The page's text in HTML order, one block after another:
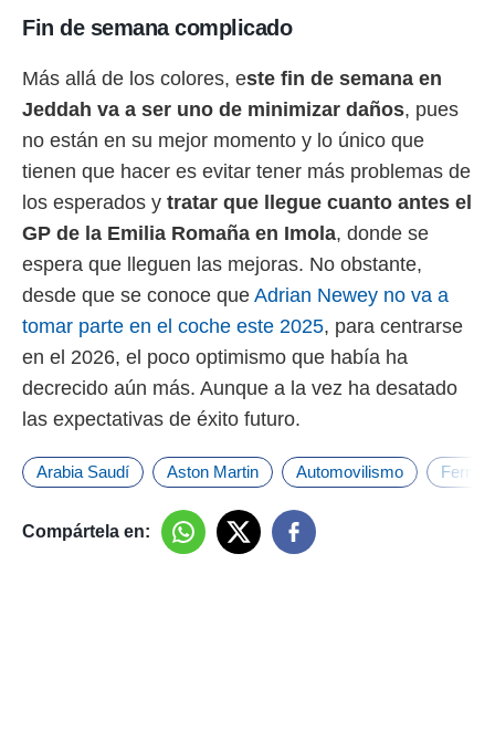
e
publicidad
publicidad
de
1199
Fin de semana complicado
Más allá de los colores, este fin de semana en
Jeddah va a ser uno de minimizar daños, pues
no están en su mejor momento y lo único que
tienen que hacer es evitar tener más problemas de
los esperados y tratar que llegue cuanto antes el
GP de la Emilia Romaña en Imola, donde se
espera que lleguen las mejoras. No obstante,
desde que se conoce que Adrian Newey no va a
tomar parte en el coche este 2025, para centrarse
en el 2026, el poco optimismo que había ha
decrecido aún más. Aunque a la vez ha desatado
las expectativas de éxito futuro.
Arabia Saudí Aston Martin Automovilismo
Compártela en: